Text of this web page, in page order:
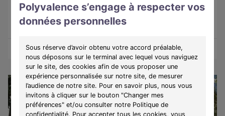
Polyvalence s’engage à respecter vos
données personnelles
Sous réserve d’avoir obtenu votre accord préalable,
nous déposons sur le terminal avec lequel vous naviguez
sur le site, des cookies afin de vous proposer une
expérience personnalisée sur notre site, de mesurer
l’audience de notre site. Pour en savoir plus, nous vous
invitons à cliquer sur le bouton "Changer mes
préférences" et/ou consulter notre Politique de
confidentialité. Pour accepter tous les cookies, vous
Découvrez une résidence intimiste à Dinard, alliant élégance,
confort et douceur de vivre sur la côte d'Émeraude.
Découvrir les biens Voir le programme